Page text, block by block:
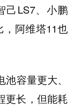
己LS7、小鹏
，阿维塔11也
容量更大、
更长，但能耗